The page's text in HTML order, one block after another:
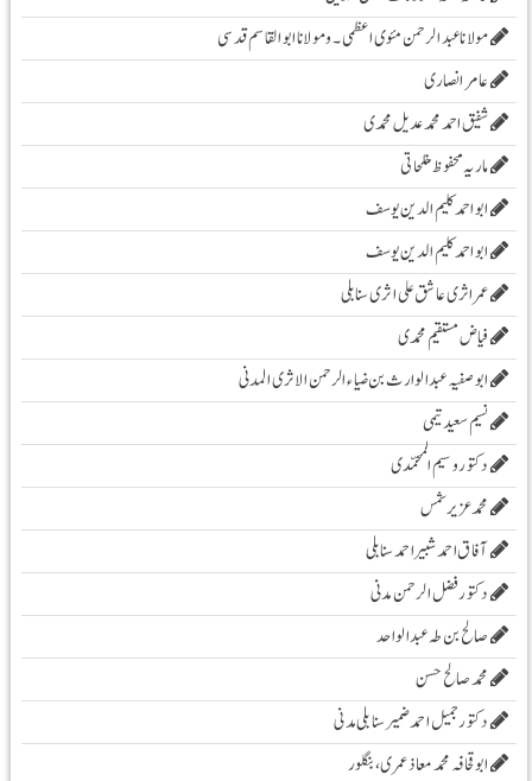
مولانا عبد الرحمن مئوی اعظمی ۔و مولانا ابوالقاسم قدسی
عامر انصاری
شفیق احمد محمد عدیل محمدی
ماریہ محفوظ مفلحاتی
ابو احمد کلیم الدین یوسف
ابو احمد کلیم الدین یوسف
عمر اثری عاشق علی اثری سنابلی
فیاض مستقیم محمدی
ابو صفیہ عبدالوارث بن ضیاء الرحمن الاثری المدنی
نسیم سعید تیمی
دکتور وسیم المحمّدی
محمدعزیرشمس
آفاق احمد شبیر احمد سنابلی
دکتور فضل الرحمن مدنی
صالح بن طہ عبد الواحد
محمد صالح حسن
دکتور جمیل احمد ضمیر سنابلی مدنی
ابو قحافہ محمد معاذ عمری، بنگلور